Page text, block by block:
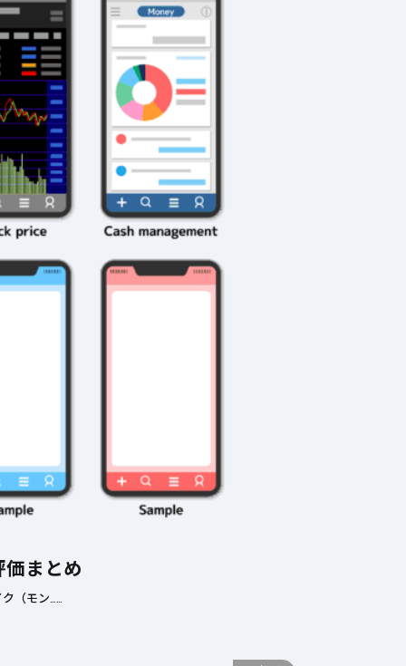
きたい
クニッ
2026年3月23日 #
ガチャ運がアップする
かも？モンストの都市
伝説を解明！
価まとめ
（モン……